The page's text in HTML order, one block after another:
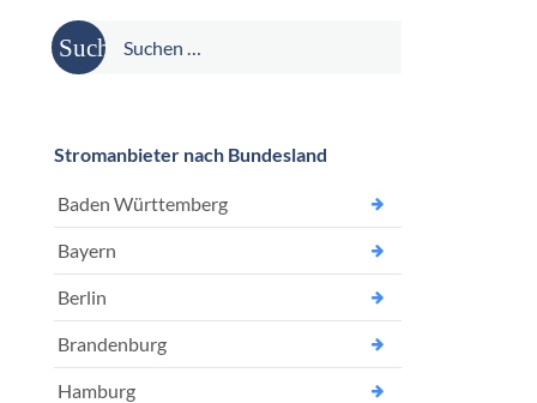
Suche
nach:
Stromanbieter nach Bundesland
Baden Württemberg
Bayern
Berlin
Brandenburg
Hamburg